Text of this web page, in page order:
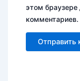
этом
комментариев.